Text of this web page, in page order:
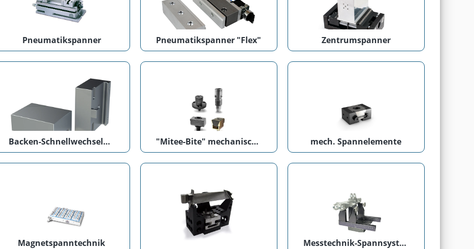
Pneumatikspanner Zentrumspanner
Magnetspanntechnik
Backen-Schnellwechselsystem
Pneumatikspanner "Flex"
"Mitee-Bite" mechanische Spannsysteme mech. Spannelemente
Messtechnik-Spannsysteme